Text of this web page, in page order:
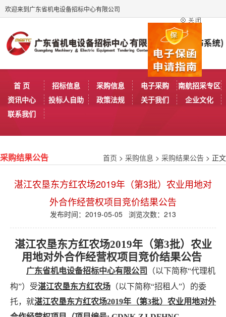
欢迎来到广东省机电设备招标中心有限公司
首 页 招标信息 采购信息 电子采购
南航招采专区
资讯中心
投标人自助 政策法规 关于我们
企业文化
联系我们
采购结果公告 首页 > 采购信息 > 采购结果公告 > 正文
湛江农垦东方红农场2019年（第3批）农业用地对
外合作经营权项目竞价结果公告
发布时间：2019-05-05 浏览次数： 213
湛江农垦东方红农场2019年（第3批）农业
用地对外合作经营权项目 竞价结果公告
广东省机电设备招标中心有限公司
（以下简称“代理机
构”）受湛江农垦东方红农场 （以下简称“招租人”）的委
托，就湛江农垦东方红农场2019年（第3批）农业用地对外